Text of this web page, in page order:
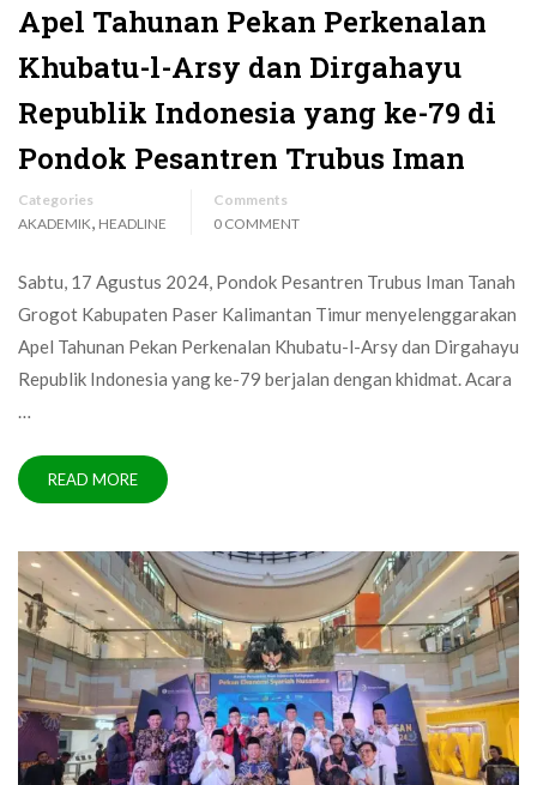
Apel Tahunan Pekan Perkenalan
Khubatu-l-Arsy dan Dirgahayu
Republik Indonesia yang ke-79 di
Pondok Pesantren Trubus Iman
Categories
AKADEMIK, HEADLINE
Comments
0 COMMENT
Sabtu, 17 Agustus 2024, Pondok Pesantren Trubus Iman Tanah
Grogot Kabupaten Paser Kalimantan Timur menyelenggarakan
Apel Tahunan Pekan Perkenalan Khubatu-l-Arsy dan Dirgahayu
Republik Indonesia yang ke-79 berjalan dengan khidmat. Acara
…
READ MORE